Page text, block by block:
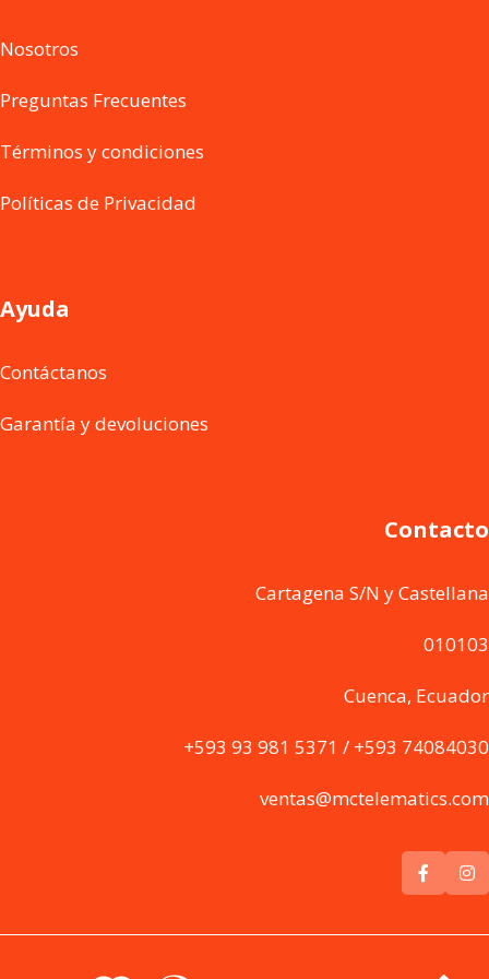
Nosotros
Preguntas Frecuentes
Términos y condiciones
Políticas de Privacidad
Ayuda
Contáctanos
Garantía y devoluciones
Contacto
Cartagena S/N y Castellana
010103
Cuenca, Ecuador
+593 93 981 5371 / +593 74084030
ventas@mctelematics.com